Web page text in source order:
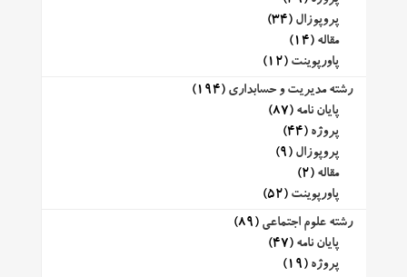
پروپوزال (34)
مقاله (14)
پاورپوینت (12)
رشته مدیریت و حسابداری (194)
پایان نامه (87)
پروژه (44)
پروپوزال (9)
مقاله (2)
پاورپوینت (52)
رشته علوم اجتماعی (89)
پایان نامه (47)
پروژه (19)